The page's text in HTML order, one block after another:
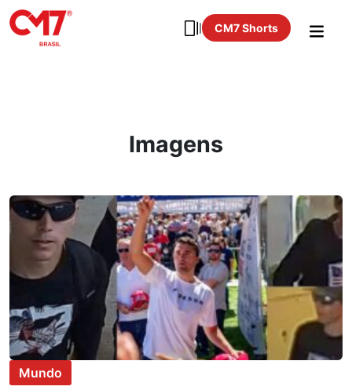
CM7 Shorts
Imagens
Mundo